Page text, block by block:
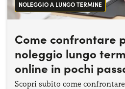
NOLEGGIO A LUNGO TERMINE
Come confrontare
noleggio lungo
online in pochi
Scopri subito come